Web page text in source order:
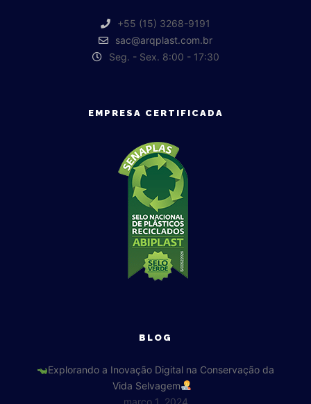
+55 (15) 3268-9191
sac@arqplast.com.br
Seg. - Sex. 8:00 - 17:30
EMPRESA CERTIFICADA
BLOG
Explorando a Inovação Digital na Conservação da
Vida Selvagem
março 1, 2024